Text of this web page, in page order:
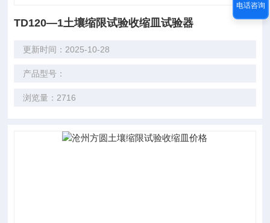
TD120—1土壤缩限试验收缩皿试验器
更新时间：2025-10-28
产品型号：
浏览量：2716
电话咨询